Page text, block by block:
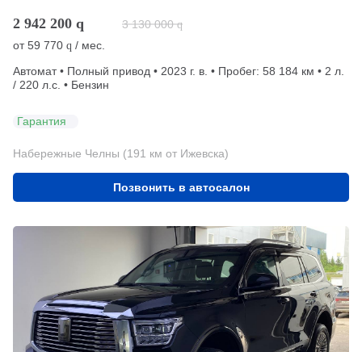
2 942 200 q 3 130 000 q
от59 770 q / мес.
Автомат • Полный привод • 2023 г. в. • Пробег: 58 184 км • 2 л.
/ 220 л.с. • Бензин
Гарантия
Набережные Челны (191 км от Ижевска)
Позвонить в автосалон